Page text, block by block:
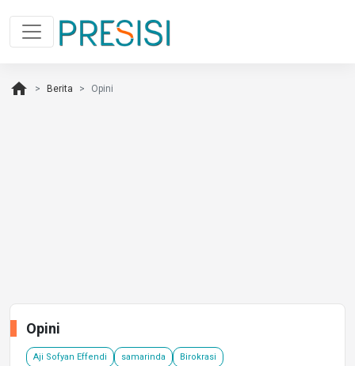
home Berita Opini
Opini
Aji Sofyan Effendi samarinda Birokrasi